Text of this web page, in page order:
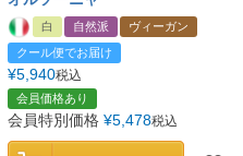
白 自然派
ヴィーガン
クール便でお届け
¥5,940税込
会員価格あり
会員特別価格 ¥5,478税込